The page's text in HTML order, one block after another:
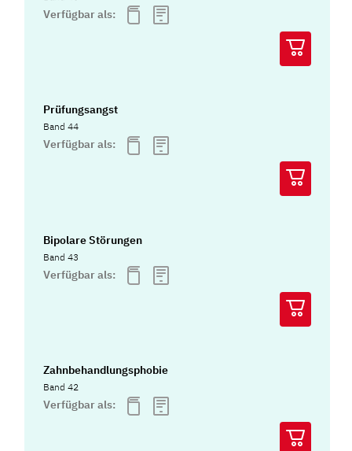
Verfügbar als:
Prüfungsangst
Band 44
Verfügbar als:
Bipolare Störungen
Band 43
Verfügbar als:
Zahnbehandlungsphobie
Band 42
Verfügbar als: